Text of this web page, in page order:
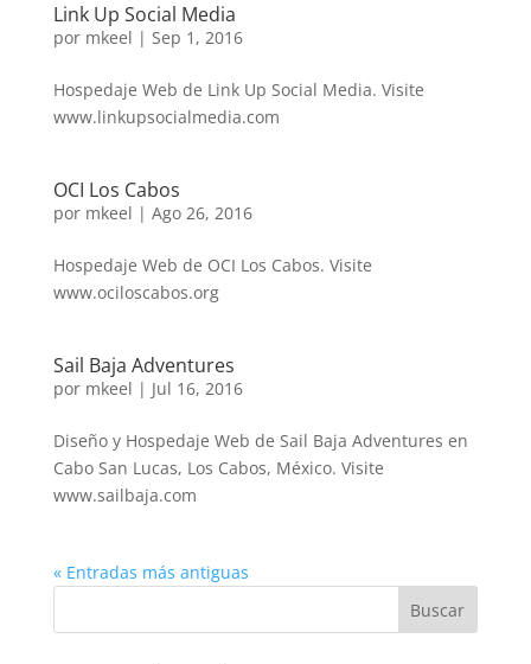
Link Up Social Media
por mkeel | Sep 1, 2016
Hospedaje Web de Link Up Social Media. Visite
www.linkupsocialmedia.com
OCI Los Cabos
por mkeel | Ago 26, 2016
Hospedaje Web de OCI Los Cabos. Visite
www.ociloscabos.org
Sail Baja Adventures
por mkeel | Jul 16, 2016
Diseño y Hospedaje Web de Sail Baja Adventures en
Cabo San Lucas, Los Cabos, México. Visite
www.sailbaja.com
« Entradas más antiguas